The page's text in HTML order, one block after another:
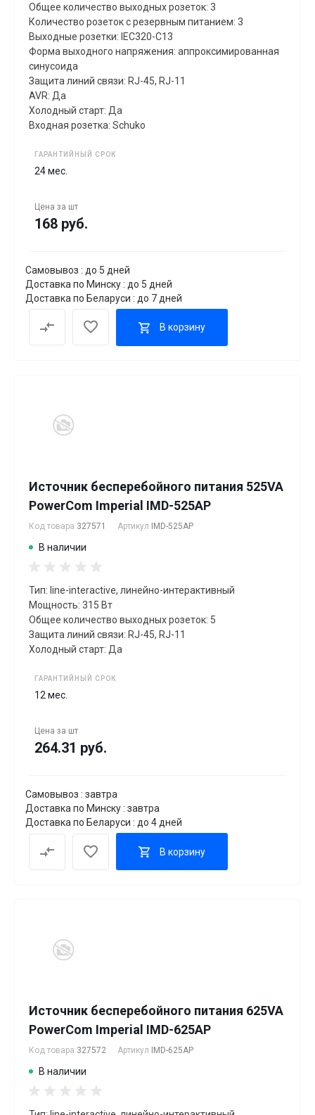
Общее количество выходных розеток: 3
Количество розеток с резервным питанием: 3
Выходные розетки: IEC320-C13
Форма выходного напряжения: аппроксимированная
синусоида
Защита линий связи: RJ-45, RJ-11
AVR: Да
Холодный старт: Да
Входная розетка: Schuko
ГАРАНТИЙНЫЙ СРОК
24 мес.
Цена за шт
168 руб.
Самовывоз : до 5 дней
Доставка по Минску : до 5 дней
Доставка по Беларуси : до 7 дней
В корзину
Источник бесперебойного питания 525VA
PowerCom Imperial IMD-525AP
Код товара 327571 Артикул IMD-525AP
В наличии
Тип: line-interactive, линейно-интерактивный
Мощность: 315 Вт
Общее количество выходных розеток: 5
Защита линий связи: RJ-45, RJ-11
Холодный старт: Да
ГАРАНТИЙНЫЙ СРОК
12 мес.
Цена за шт
264.31 руб.
Самовывоз : завтра
Доставка по Минску : завтра
Доставка по Беларуси : до 4 дней
В корзину
Источник бесперебойного питания 625VA
PowerCom Imperial IMD-625AP
Код товара 327572 Артикул IMD-625AP
В наличии